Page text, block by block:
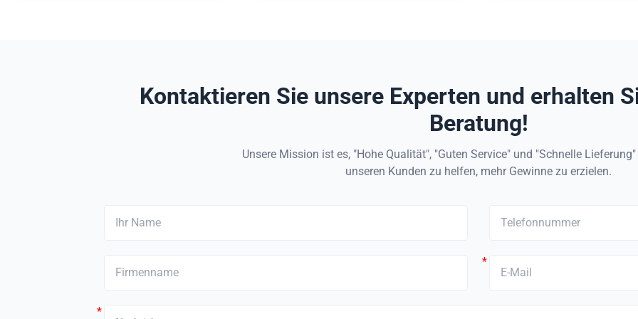
Kontaktieren Sie unsere Experten und erhalten
Beratung!
Unsere Mission ist es, "Hohe Qualität", "Guten Service" und "Schnelle
unseren Kunden zu helfen, mehr Gewinne zu erzielen.
*
*